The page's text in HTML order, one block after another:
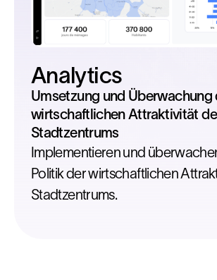
Analytics
Umsetzung und Überwachung
wirtschaftlichen Attraktivität
Stadtzentrums
Implementieren und
Politik der wirtschaftlichen
Stadtzentrums.